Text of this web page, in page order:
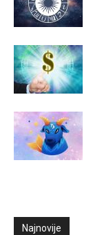
Najnovije